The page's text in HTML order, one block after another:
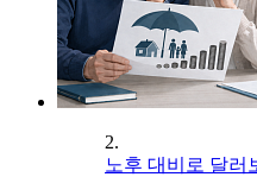
2.
노후 대비로 달러